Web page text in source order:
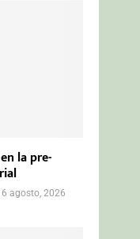
la pre-
6 agosto, 2026